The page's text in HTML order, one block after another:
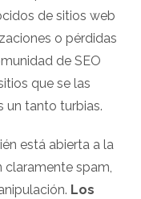
de sitios web
o pérdidas
de SEO
que se las
un tanto turbias.
está abierta a la
claramente spam,
Los